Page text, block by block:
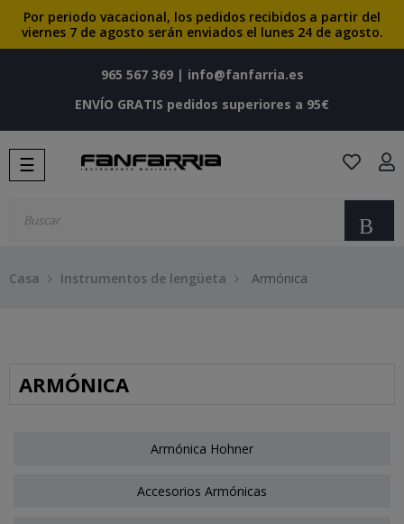
Por periodo vacacional, los pedidos recibidos a partir del
viernes 7 de agosto serán enviados el lunes 24 de agosto.
965 567 369| info@fanfarria.es
ENVÍO GRATIS pedidos superiores a 95€
Navegación
de
☰
Casa Instrumentos de lengüeta Armónica
ARMÓNICA
Armónica Hohner
Accesorios Armónicas